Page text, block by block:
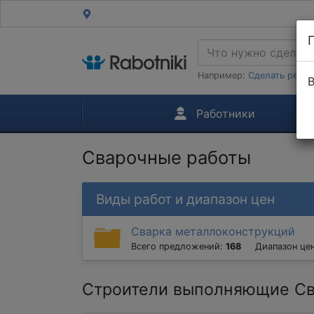
Например: Сделать
Работники
Сварочные работы
Виды работ и диапазон цен
Сварка металлоконструкций
Всего предложений: 168 Диапазон
Строители выполняющие